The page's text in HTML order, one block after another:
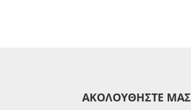
ΑΚΟΛΟΥΘΗΣΤΕ ΜΑΣ